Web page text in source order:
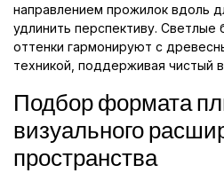
направлением прожилок вдоль
удлинить перспективу.
оттенки гармонируют с
техникой, поддерживая чистый
Подбор формата
визуального
пространства